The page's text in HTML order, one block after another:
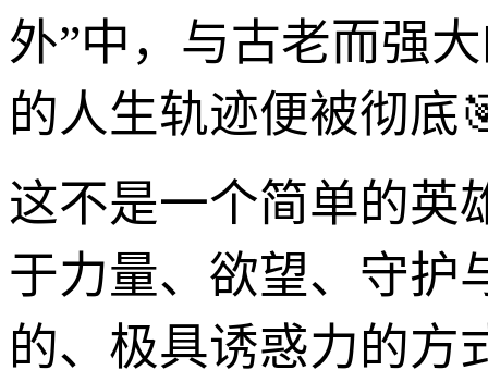
外”中，与古老而强
的人生轨迹便被彻底
这不是一个简单的英
于力量、欲望、守护
的、极具诱惑力的方